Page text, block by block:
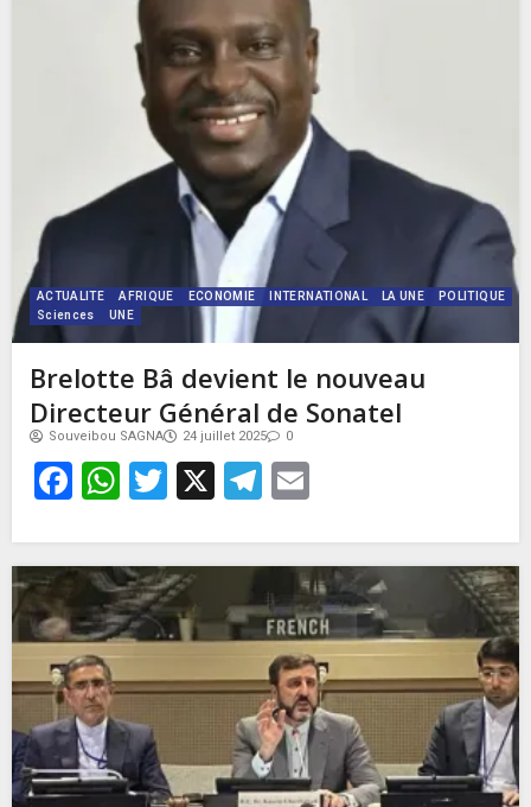
ACTUALITE AFRIQUE ECONOMIE INTERNATIONAL LA UNE
POLITIQUE
Sciences
UNE
Brelotte Bâ devient le nouveau
Directeur Général de Sonatel
Souveibou SAGNA 24 juillet 2025 0
Facebook
WhatsApp
Twitter
X Telegram